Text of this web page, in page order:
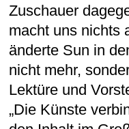
Zuschauer
macht uns nichts
änderte Sun in
nicht mehr,
Lektüre und
„Die Künste